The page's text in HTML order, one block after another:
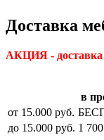
Доставка
АКЦИЯ -
в
от 15.000 руб.
до 15.000 руб. 1